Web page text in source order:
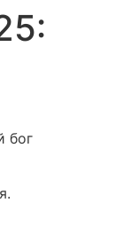
бог